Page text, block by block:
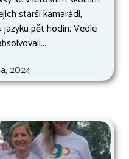
starší kamarádi,
pět hodin. Vedle
2024